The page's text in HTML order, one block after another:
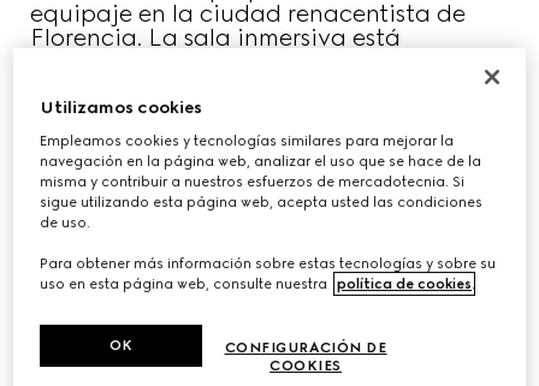
equipaje en la ciudad renacentista de
Florencia. La sala inmersiva está
visitantes a recorrer libremente la historia
del viaje de la Firma.
Utilizamos cookies
Empleamos cookies y tecnologías similares para mejorar la
navegación en la página web, analizar el uso que se hace de la
misma y contribuir a nuestros esfuerzos de mercadotecnia. Si
sigue utilizando esta página web, acepta usted las condiciones
de uso.
Para obtener más información sobre estas tecnologías y sobre su
uso en esta página web, consulte nuestra
política de cookies
CONFIGURACIÓN DE
COOKIES
OK